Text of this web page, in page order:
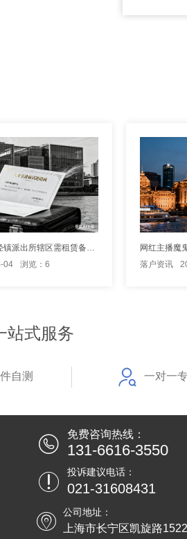
04 浏览：6
落户资讯
站式服务
自测 一对一
免费咨询热线：
131-6616-3550
投诉建议电话：
021-31608431
公司地址：
上海市长宁区凯旋路